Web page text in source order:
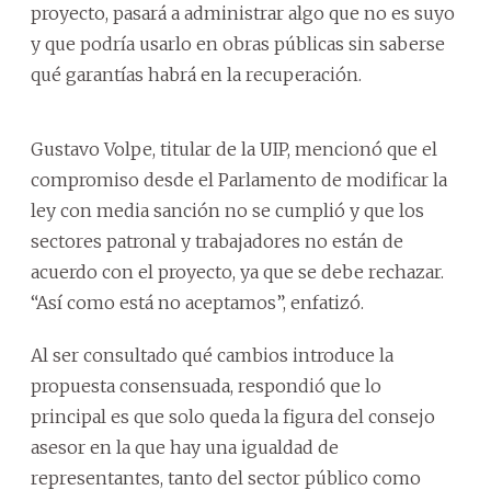
proyecto, pasará a administrar algo que no es suyo
y que podría usarlo en obras públicas sin saberse
qué garantías habrá en la recuperación.
Gustavo Volpe, titular de la UIP, mencionó que el
compromiso desde el Parlamento de modificar la
ley con media sanción no se cumplió y que los
sectores patronal y trabajadores no están de
acuerdo con el proyecto, ya que se debe rechazar.
“Así como está no aceptamos”, enfatizó.
Al ser consultado qué cambios introduce la
propuesta consensuada, respondió que lo
principal es que solo queda la figura del consejo
asesor en la que hay una igualdad de
representantes, tanto del sector público como